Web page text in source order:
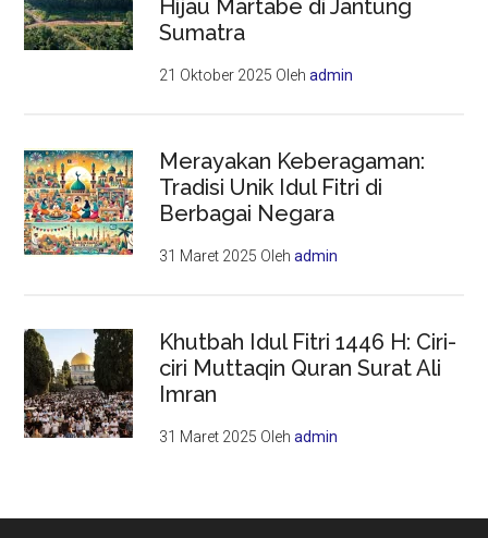
Hijau Martabe di Jantung
Sumatra
21 Oktober 2025 Olehadmin
Merayakan Keberagaman:
Tradisi Unik Idul Fitri di
Berbagai Negara
31 Maret 2025 Olehadmin
Khutbah Idul Fitri 1446 H: Ciri-
ciri Muttaqin Quran Surat Ali
Imran
31 Maret 2025 Olehadmin